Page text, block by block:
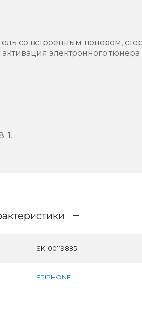
со встроенным тюнером,
электронного
1.
SK-00119885
EPIPHONE